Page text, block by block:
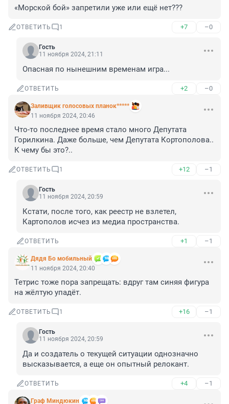
«Морской бой» запретили уже или ещё нет???
ОТВЕТИТЬ 1 +7 –0
Гость
11 ноября 2024, 21:11
Опасная по нынешним временам игра...
ОТВЕТИТЬ +2 –0
Заливщик голосовых планок*****
11 ноября 2024, 20:46
Что-то последнее время стало много Депутата
Горилкина. Даже больше, чем Депутата Кортополова..
К чему бы это?..
ОТВЕТИТЬ 1 +12 –1
Гость
11 ноября 2024, 20:59
Кстати, после того, как реестр не взлетел,
Картополов исчез из медиа пространства.
ОТВЕТИТЬ +1 –1
Дядя Бо мобильный
11 ноября 2024, 20:40
Тетрис тоже пора запрещать: вдруг там синяя фигура
на жёлтую упадёт.
ОТВЕТИТЬ 1 +16 –1
Гость
11 ноября 2024, 20:59
Да и создатель о текущей ситуации однозначно
высказывается, а еще он опытный релокант.
ОТВЕТИТЬ +4 –1
Граф Миндюкин